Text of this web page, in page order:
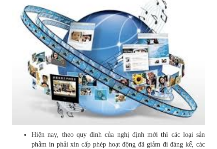
Hiện nay, theo quy đinh của nghị định mới thì các loại sản
phẩm in phải xin cấp phép hoạt động đã giảm đi đáng kể, các